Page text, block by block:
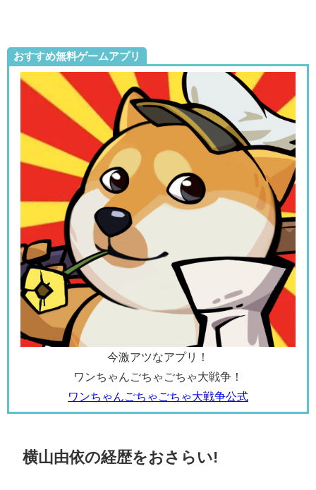
おすすめ無料ゲームアプリ
今激アツなアプリ！
ワンちゃんごちゃごちゃ大戦争！
ワンちゃんごちゃごちゃ大戦争公式
横山由依の経歴をおさらい!